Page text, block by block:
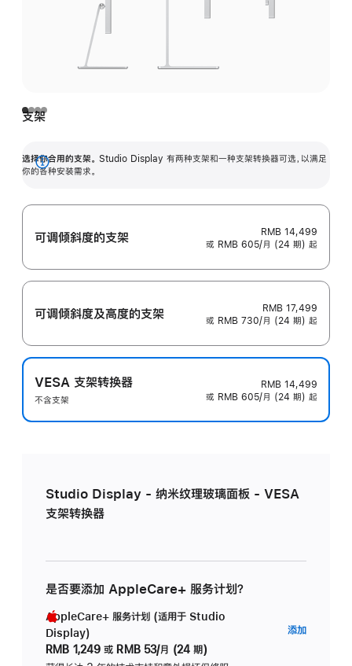
支架
选择你合用的支架。 Studio Display 有两种支架和一种支架转换器可选，以满足
你的各种安装需求。
展
可调倾斜度的支架
RMB 14,499
或 RMB 605/月 (24 期) 起
可调倾斜度及高‍度的支‍架
RMB 17,499
或 RMB 730/月 (24 期) 起
VESA 支架转换器
不含支架
RMB 14,499
或 RMB 605/月 (24 期) 起
Studio Display - 纳米纹理玻璃面板 - VESA
支架转换器
是否要添加 AppleCare+ 服务计划？
AppleCare+ 服务计划 (适用于 Studio
Display)
RMB 1,249 或 RMB 53/月 (24 期)
添加